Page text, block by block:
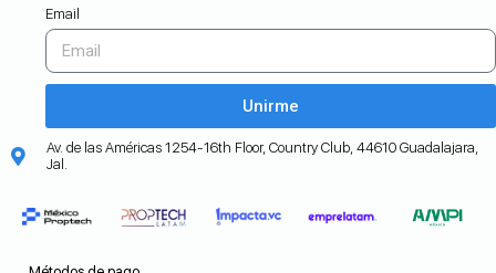
Email
Unirme
Av. de las Américas 1254-16th Floor, Country Club, 44610 Guadalajara,
Jal.